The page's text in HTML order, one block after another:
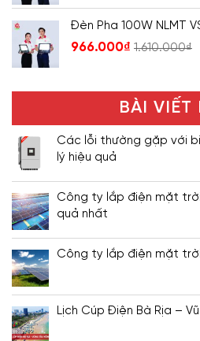
Đèn Pha 100W NLMT
966.000₫ 1.610.000₫
BÀI VIẾT
Các lỗi thường gặp với
lý hiệu quả
Công ty lắp điện mặt trời
quả nhất
Công ty lắp điện mặt
Lịch Cúp Điện Bà Rịa –